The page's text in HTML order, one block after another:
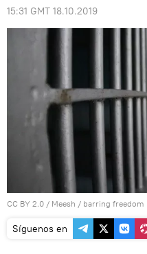
15:31 GMT 18.10.2019
CC BY 2.0 / Meesh / barring freedom
Síguenos en